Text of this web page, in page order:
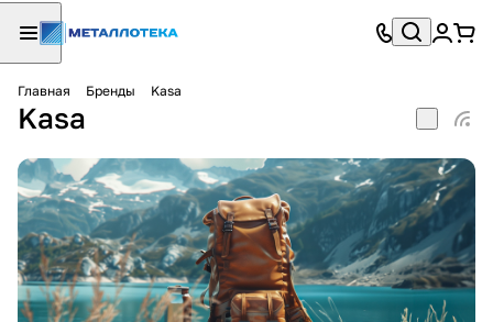
Главная Бренды Kasa
Kasa